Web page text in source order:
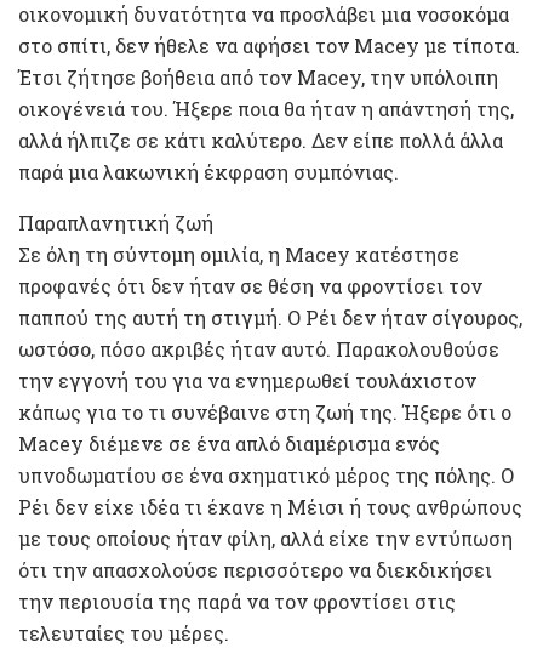
οικονομική δυνατότητα να προσλάβει μια νοσοκόμα
στο σπίτι, δεν ήθελε να αφήσει τον Macey με τίποτα.
Έτσι ζήτησε βοήθεια από τον Macey, την υπόλοιπη
οικογένειά του. Ήξερε ποια θα ήταν η απάντησή της,
αλλά ήλπιζε σε κάτι καλύτερο. Δεν είπε πολλά άλλα
παρά μια λακωνική έκφραση συμπόνιας.
Παραπλανητική ζωή
Σε όλη τη σύντομη ομιλία, η Macey κατέστησε
προφανές ότι δεν ήταν σε θέση να φροντίσει τον
παππού της αυτή τη στιγμή. Ο Ρέι δεν ήταν σίγουρος,
ωστόσο, πόσο ακριβές ήταν αυτό. Παρακολουθούσε
την εγγονή του για να ενημερωθεί τουλάχιστον
κάπως για το τι συνέβαινε στη ζωή της. Ήξερε ότι ο
Macey διέμενε σε ένα απλό διαμέρισμα ενός
υπνοδωματίου σε ένα σχηματικό μέρος της πόλης. Ο
Ρέι δεν είχε ιδέα τι έκανε η Μέισι ή τους ανθρώπους
με τους οποίους ήταν φίλη, αλλά είχε την εντύπωση
ότι την απασχολούσε περισσότερο να διεκδικήσει
την περιουσία της παρά να τον φροντίσει στις
τελευταίες του μέρες.